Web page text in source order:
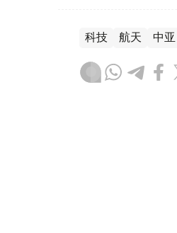
科技 航天 中亚